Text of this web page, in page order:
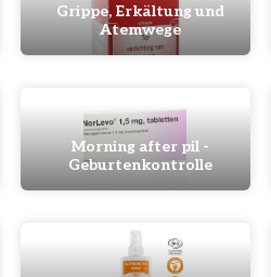
Grippe, Erkältung und
Atemwege
Morning after pil -
Geburtenkontrolle